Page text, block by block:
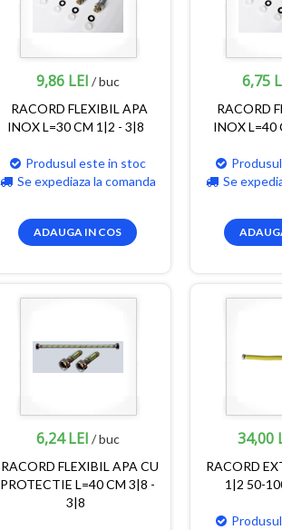
9,86 LEI / buc
RACORD FLEXIBIL APA
INOX L=30 CM 1|2 - 3|8
Produsul este in stoc
Se expediaza la comanda
ADAUGA IN COS
6,75
RACORD
INOX L=40
Se
6,24 LEI / buc
RACORD FLEXIBIL APA CU
PROTECTIE L=40 CM 3|8 -
3|8
34,00
RACORD
1|2 50-